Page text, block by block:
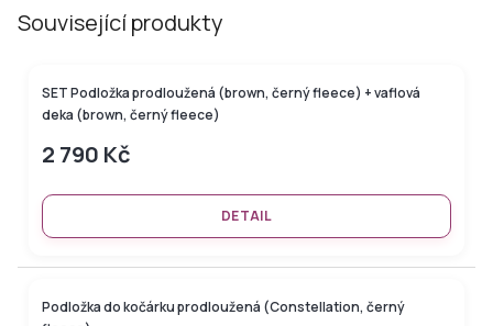
Související produkty
Novinka
SET Podložka prodloužená (brown, černý fleece) + vaflová
deka (brown, černý fleece)
2 790 Kč
DETAIL
Podložka do kočárku prodloužená (Constellation, černý